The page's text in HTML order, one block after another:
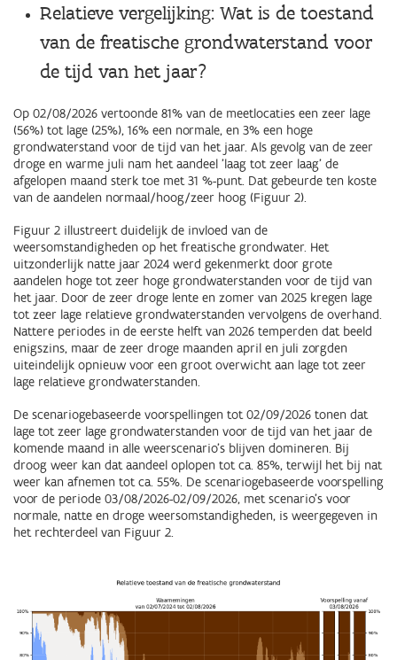
Relatieve vergelijking: Wat is de toestand
van de freatische grondwaterstand voor
de tijd van het jaar?
Op 02/08/2026 vertoonde 81% van de meetlocaties een zeer lage
(56%) tot lage (25%), 16% een normale, en 3% een hoge
grondwaterstand voor de tijd van het jaar. Als gevolg van de zeer
droge en warme juli nam het aandeel ’laag tot zeer laag’ de
afgelopen maand sterk toe met 31 %-punt. Dat gebeurde ten koste
van de aandelen normaal/hoog/zeer hoog (Figuur 2).
Figuur 2 illustreert duidelijk de invloed van de
weersomstandigheden op het freatische grondwater. Het
uitzonderlijk natte jaar 2024 werd gekenmerkt door grote
aandelen hoge tot zeer hoge grondwaterstanden voor de tijd van
het jaar. Door de zeer droge lente en zomer van 2025 kregen lage
tot zeer lage relatieve grondwaterstanden vervolgens de overhand.
Nattere periodes in de eerste helft van 2026 temperden dat beeld
enigszins, maar de zeer droge maanden april en juli zorgden
uiteindelijk opnieuw voor een groot overwicht aan lage tot zeer
lage relatieve grondwaterstanden.
De scenariogebaseerde voorspellingen tot 02/09/2026 tonen dat
lage tot zeer lage grondwaterstanden voor de tijd van het jaar de
komende maand in alle weerscenario’s blijven domineren. Bij
droog weer kan dat aandeel oplopen tot ca. 85%, terwijl het bij nat
weer kan afnemen tot ca. 55%. De scenariogebaseerde voorspelling
voor de periode 03/08/2026-02/09/2026, met scenario’s voor
normale, natte en droge weersomstandigheden, is weergegeven in
het rechterdeel van Figuur 2.